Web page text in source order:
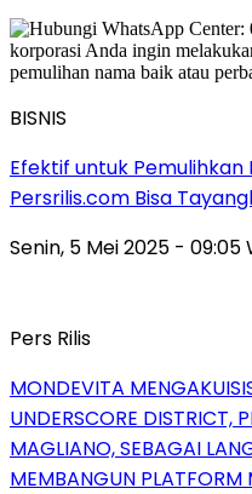
BISNIS
Efektif untuk Pemulihkan
Persrilis.com Bisa
Senin, 5 Mei 2025 - 09:05
Pers Rilis
MONDEVITA
UNDERSCORE DISTRICT,
MAGLIANO, SEBAGAI
MEMBANGUN PLATFORM